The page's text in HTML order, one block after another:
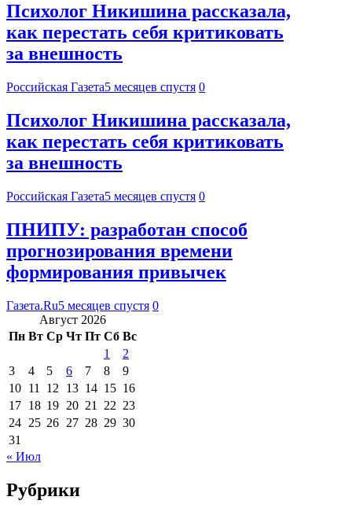
Психолог Никишина рассказала,
как перестать себя критиковать
за внешность
Российская Газета5 месяцев спустя 0
Психолог Никишина рассказала,
как перестать себя критиковать
за внешность
Российская Газета5 месяцев спустя 0
ПНИПУ: разработан способ
прогнозирования времени
формирования привычек
Газета.Ru5 месяцев спустя 0
Август 2026
Пн Вт Ср Чт Пт Сб Вс
1
2
3
4 5 6 7 8
9
10 11 12 13 14 15 16
17 18 19 20 21 22 23
24 25 26 27 28 29 30
31
« Июл
Рубрики